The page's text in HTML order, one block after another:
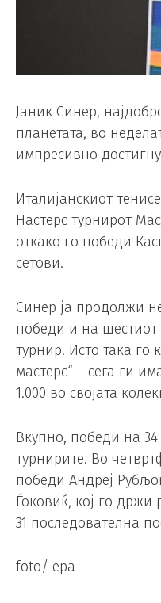
Јаник Синер,
планетата, во
импресивно
Италијанскиот
Настерс турнирот
откако го победи
сетови.
Синер ја продолжи
победи и на шестиот
турнир. Исто така го
мастерс“ – сега ги
1.000 во својата
Вкупно, победи на
турнирите. Во
победи Андреј
Ѓоковиќ, кој го држи
31 последователна
foto/ epa